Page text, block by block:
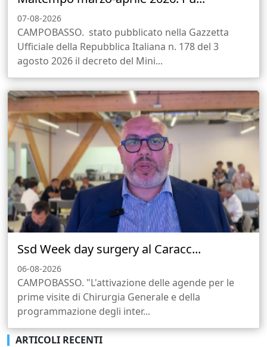
07-08-2026
CAMPOBASSO. stato pubblicato nella Gazzetta
Ufficiale della Repubblica Italiana n. 178 del 3
agosto 2026 il decreto del Mini...
Ssd Week day surgery al Caracc...
06-08-2026
CAMPOBASSO. "L'attivazione delle agende per le
prime visite di Chirurgia Generale e della
programmazione degli inter...
ARTICOLI RECENTI